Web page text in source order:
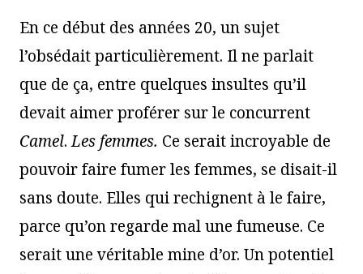
En ce début des années 20, un sujet
l’obsédait particulièrement. Il ne parlait
que de ça, entre quelques insultes qu’il
devait aimer proférer sur le concurrent
Camel.Les femmes. Ce serait incroyable de
pouvoir faire fumer les femmes, se disait-il
sans doute. Elles qui rechignent à le faire,
parce qu’on regarde mal une fumeuse. Ce
serait une véritable mine d’or. Un potentiel